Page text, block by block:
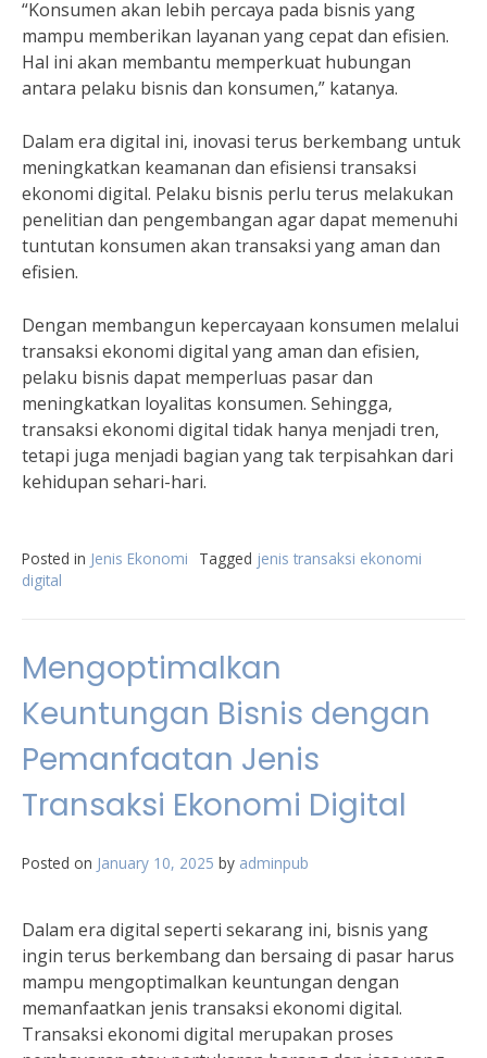
“Konsumen akan lebih percaya pada bisnis yang
mampu memberikan layanan yang cepat dan efisien.
Hal ini akan membantu memperkuat hubungan
antara pelaku bisnis dan konsumen,” katanya.
Dalam era digital ini, inovasi terus berkembang untuk
meningkatkan keamanan dan efisiensi transaksi
ekonomi digital. Pelaku bisnis perlu terus melakukan
penelitian dan pengembangan agar dapat memenuhi
tuntutan konsumen akan transaksi yang aman dan
efisien.
Dengan membangun kepercayaan konsumen melalui
transaksi ekonomi digital yang aman dan efisien,
pelaku bisnis dapat memperluas pasar dan
meningkatkan loyalitas konsumen. Sehingga,
transaksi ekonomi digital tidak hanya menjadi tren,
tetapi juga menjadi bagian yang tak terpisahkan dari
kehidupan sehari-hari.
Posted in Jenis Ekonomi Tagged jenis transaksi ekonomi
digital
Mengoptimalkan
Keuntungan Bisnis dengan
Pemanfaatan Jenis
Transaksi Ekonomi Digital
Posted on January 10, 2025 by adminpub
Dalam era digital seperti sekarang ini, bisnis yang
ingin terus berkembang dan bersaing di pasar harus
mampu mengoptimalkan keuntungan dengan
memanfaatkan jenis transaksi ekonomi digital.
Transaksi ekonomi digital merupakan proses